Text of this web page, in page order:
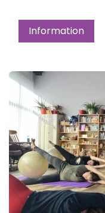
Information